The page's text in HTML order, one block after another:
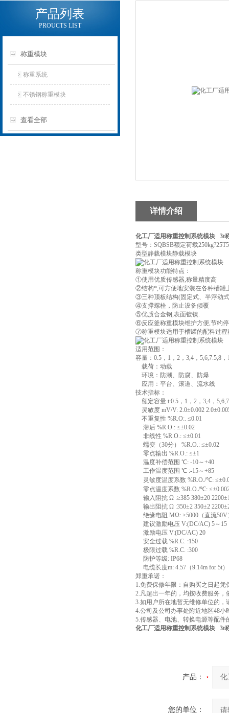
产品列表
PROUCTS LIST
称重模块
称重系统
不锈钢称重模块
查看全部
详情介绍
化工厂适用称重控制系统模块 3t
型号：SQBSB额定荷载
类型静载模块静载模块
称重模块功能特点：
①使用优质传感器,称量精度高
②结构*,可方便地安装在各种槽罐
③三种顶板结构(固定式、半浮动
④支撑螺栓，防止设备倾覆
⑤优质合金钢,表面镀镍.
⑥反应釜称重模块维护方便,节约
⑦称重模块适用于槽罐的配料过程
适用范围：
容量：0.5，1，2，3,4，5,6,7.5,8
载荷：动载
环境：防潮、防腐、防爆
应用：平台、滚道、流水线
技术指标：
额定容量 t:0.5，1，2，3,4，
灵敏度 mV/V: 2.0±0.002
不重复性 %R.O:. ≤0.01
滞后 %R.O.: ≤±0.02
非线性 %R.O.: ≤±0.01
蠕变（30分） %R.O.: ≤±0.02
零点输出 %R.O.: ≤±1
温度补偿范围 ℃: -10～+40
工作温度范围 ℃ :-15～+85
灵敏度温度系数 %R.O./℃:
零点温度系数 %R.O./℃:
输入阻抗 Ω :≥385 380±20
输出阻抗 Ω :350±2 350±2
绝缘电阻 MΩ: ≥5000（直流50V
建议激励电压 V:(DC/AC) 5～15
激励电压 V:(DC/AC) 20
安全过载 %R.C. :150
极限过载 %R.C. :300
防护等级: IP68
电缆长度m: 4.57（9.14m for 5t）
郑重承诺：
1.免费保修年限：自购买之日起
2.凡超出一年的，均按收费服务
3.如用户所在地暂无维修单位的
4.公司及公司办事处附近地区48小
5.传感器、电池、转换电源等配件
化工厂适用称重控制系统模块 3t
产品：
您的单位：